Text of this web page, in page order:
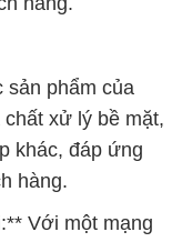
sản phẩm của
xử lý bề mặt,
khác, đáp ứng
hàng.
Với một mạng